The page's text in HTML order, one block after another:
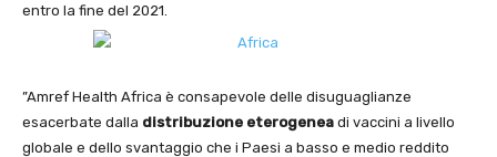
entro la fine del 2021.
”Amref Health Africa è consapevole delle disuguaglianze
esacerbate dalla distribuzione eterogenea di vaccini a livello
globale e dello svantaggio che i Paesi a basso e medio reddito